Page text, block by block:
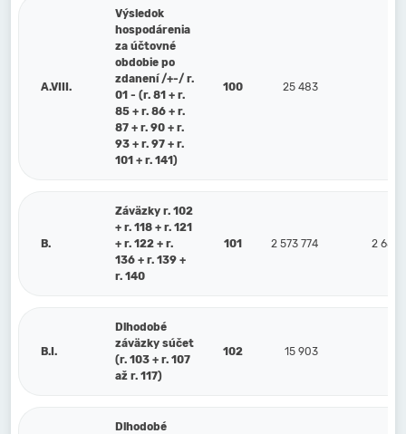
A.VIII.
Výsledok
hospodárenia
za účtovné
obdobie po
zdanení /+-/ r.
01 - (r. 81 + r.
85 + r. 86 + r.
87 + r. 90 + r.
93 + r. 97 + r.
101 + r. 141)
100 25 483
B.
Záväzky r. 102
+ r. 118 + r. 121
+ r. 122 + r.
136 + r. 139 +
r. 140
101 2 573 774 2 684
B.I.
Dlhodobé
záväzky súčet
(r. 103 + r. 107
až r. 117)
102 15 903
Dlhodobé